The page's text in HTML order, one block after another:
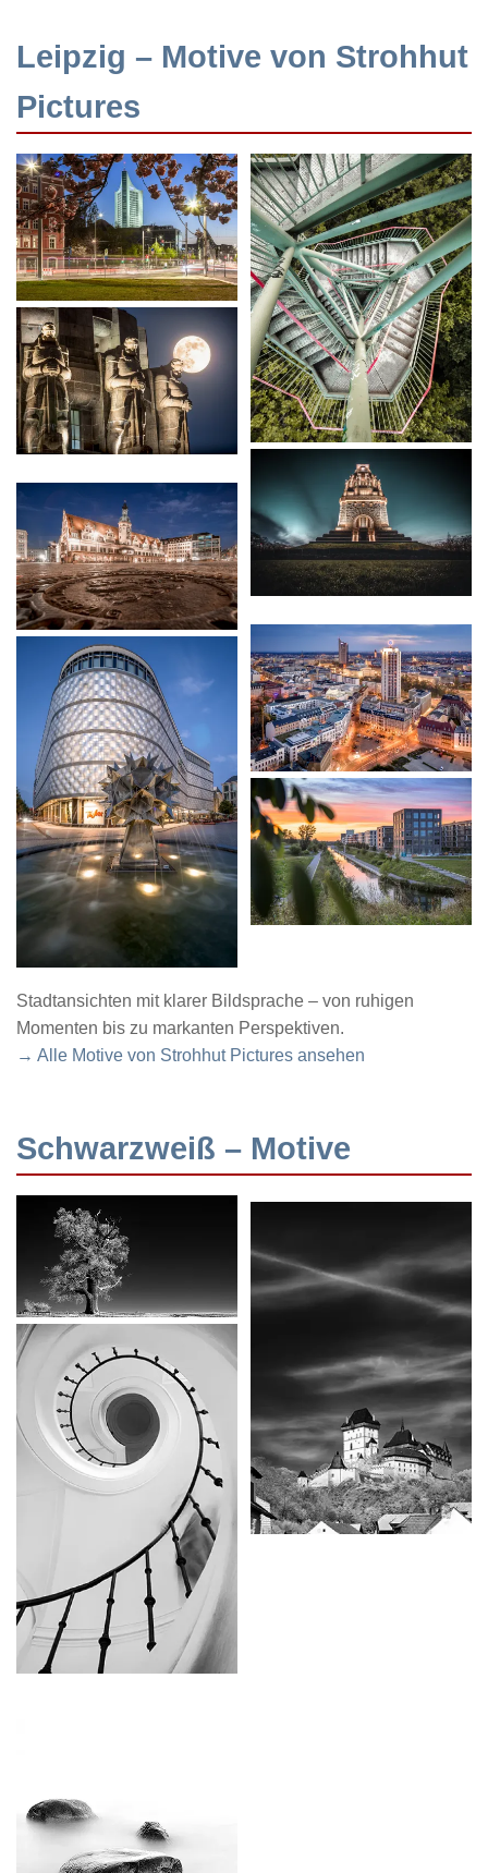
Leipzig – Motive von Strohhut
Pictures
Stadtansichten mit klarer Bildsprache – von ruhigen
Momenten bis zu markanten Perspektiven.
→ Alle Motive von Strohhut Pictures ansehen
Schwarzweiß – Motive